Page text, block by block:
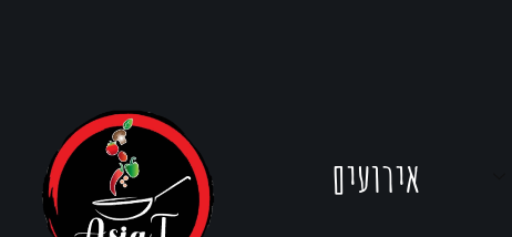
אירועים